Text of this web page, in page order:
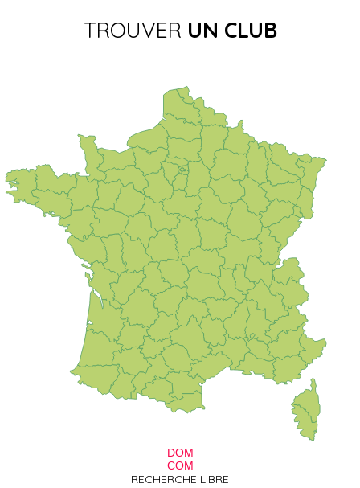
TROUVER UN CLUB
DOM
COM
RECHERCHE LIBRE